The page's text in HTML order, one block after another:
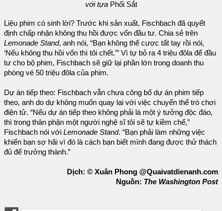
với tựaPhổi Sắt
Liệu phim có sinh lời? Trước khi sản xuất, Fischbach đã quyết
định chấp nhận không thu hồi được vốn đầu tư. Chia sẻ trên
Lemonade Stand, anh nói, “Bạn không thể cược tất tay rồi nói,
‘Nếu không thu hồi vốn thì tôi chết.’” Vì tự bỏ ra 4 triệu đôla để đầu
tư cho bộ phim, Fischbach sẽ giữ lại phần lớn trong doanh thu
phòng vé 50 triệu đôla của phim.
Dự án tiếp theo: Fischbach vẫn chưa công bố dự án phim tiếp
theo, anh do dự không muốn quay lại với việc chuyển thể trò chơi
điện tử. “Nếu dự án tiếp theo không phải là một ý tưởng độc đáo,
thì trong thân phận một người nghệ sĩ tôi sẽ tự kiềm chế,”
Fischbach nói với Lemonade Stand. “Bạn phải làm những việc
khiến bạn sợ hãi vì đó là cách bạn biết mình đang được thử thách
đủ để trưởng thành.”
Dịch: © Xuân Phong @Quaivatdienanh.com
Nguồn: The Washington Post